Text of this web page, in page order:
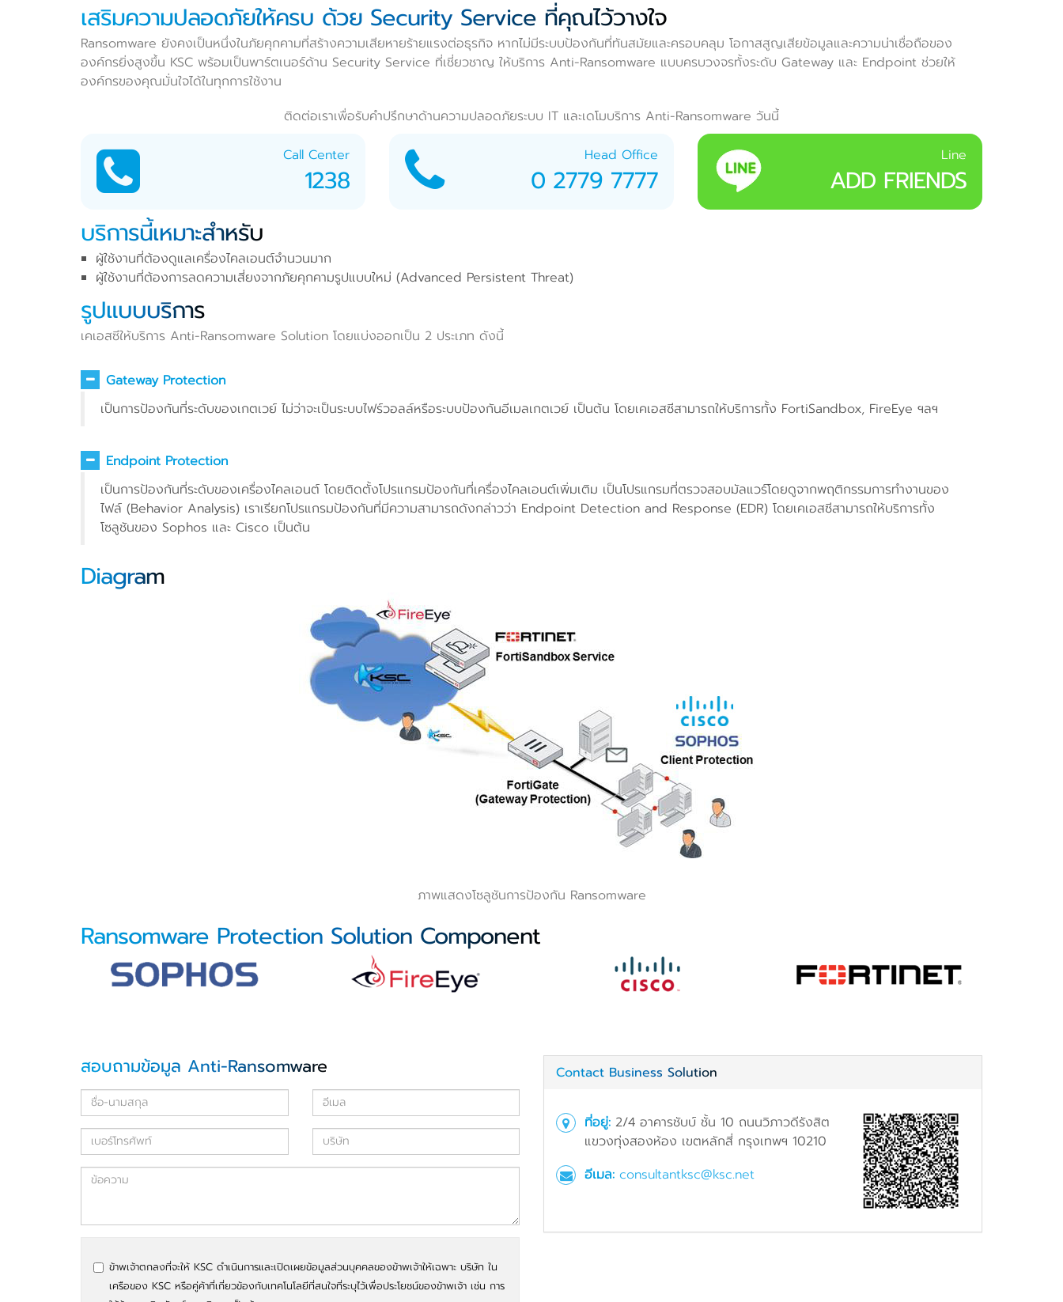
เสริมความปลอดภัยให้ครบ ด้วย Security Service ที่คุณไว้วางใจ
Ransomware ยังคงเป็นหนึ่งในภัยคุกคามที่สร้างความเสียหายร้ายแรงต่อธุรกิจ หากไม่มีระบบป้องกันที่ทันสมัยและครอบคลุม โอกาสสูญเสียข้อมูลและความน่าเชื่อถือของ
องค์กรยิ่งสูงขึ้น KSC พร้อมเป็นพาร์ตเนอร์ด้าน Security Service ที่เชี่ยวชาญ ให้บริการ Anti-Ransomware แบบครบวงจรทั้งระดับ Gateway และ Endpoint ช่วยให้
องค์กรของคุณมั่นใจได้ในทุกการใช้งาน
ติดต่อเราเพื่อรับคำปรึกษาด้านความปลอดภัยระบบ IT และเดโมบริการ Anti-Ransomware วันนี้
Call Center
1238
Head Office
0 2779 7777
Line
ADD FRIENDS
บริการนี้เหมาะสำหรับ
ผู้ใช้งานที่ต้องดูแลเครื่องไคลเอนต์จำนวนมาก
ผู้ใช้งานที่ต้องการลดความเสี่ยงจากภัยคุกคามรูปแบบใหม่ (Advanced Persistent Threat)
รูปแบบบริการ
เคเอสซีให้บริการ Anti-Ransomware Solution โดยแบ่งออกเป็น 2 ประเภท ดังนี้
Gateway Protection
เป็นการป้องกันที่ระดับของเกตเวย์ ไม่ว่าจะเป็นระบบไฟร์วอลล์หรือระบบป้องกันอีเมลเกตเวย์ เป็นต้น โดยเคเอสซีสามารถให้บริการทั้ง FortiSandbox, FireEye ฯลฯ
Endpoint Protection
เป็นการป้องกันที่ระดับของเครื่องไคลเอนต์ โดยติดตั้งโปรแกรมป้องกันที่เครื่องไคลเอนต์เพิ่มเติม เป็นโปรแกรมที่ตรวจสอบมัลแวร์โดยดูจากพฤติกรรมการทำงานของ
ไฟล์ (Behavior Analysis) เราเรียกโปรแกรมป้องกันที่มีความสามารถดังกล่าวว่า Endpoint Detection and Response (EDR) โดยเคเอสซีสามารถให้บริการทั้ง
โซลูชันของ Sophos และ Cisco เป็นต้น
Diagram
ภาพแสดงโซลูชันการป้องกัน Ransomware
Ransomware Protection Solution Component
สอบถามข้อมูล Anti-Ransomware
ข้าพเจ้าตกลงที่จะให้ KSC ดำเนินการและเปิดเผยข้อมูลส่วนบุคคลของข้าพเจ้าให้เฉพาะ บริษัท ใน
เครือของ KSC หรือคู่ค้าที่เกี่ยวข้องกับเทคโนโลยีที่สนใจที่ระบุไว้เพื่อประโยชน์ของข้าพเจ้า เช่น การ
Contact Business Solution
ที่อยู่: 2/4 อาคารชับบ์ ชั้น 10 ถนนวิภาวดีรังสิต
แขวงทุ่งสองห้อง เขตหลักสี่ กรุงเทพฯ 10210
อีเมล: consultantksc@ksc.net